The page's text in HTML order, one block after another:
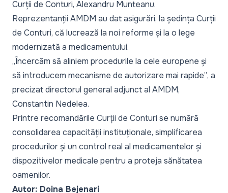
Curții de Conturi, Alexandru Munteanu.
Reprezentanții AMDM au dat asigurări, la ședința Curții
de Conturi, că lucrează la noi reforme și la o lege
modernizată a medicamentului.
„Încercăm să aliniem procedurile la cele europene și
să introducem mecanisme de autorizare mai rapide”, a
precizat directorul general adjunct al AMDM,
Constantin Nedelea.
Printre recomandările Curții de Conturi se numără
consolidarea capacității instituționale, simplificarea
procedurilor și un control real al medicamentelor și
dispozitivelor medicale pentru a proteja sănătatea
oamenilor.
Autor: Doina Bejenari